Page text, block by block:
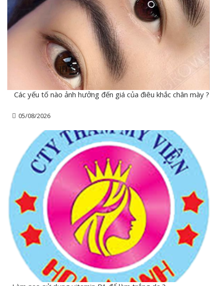
Các yếu tố nào ảnh hưởng đến giá của điêu khắc chân mày ?
05/08/2026